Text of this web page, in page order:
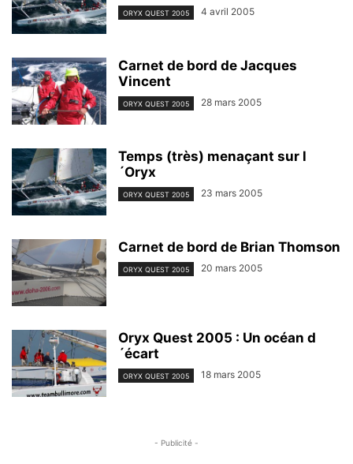
ORYX QUEST 2005 4 avril 2005
Carnet de bord de Jacques
Vincent
ORYX QUEST 2005 28 mars 2005
Temps (très) menaçant sur l
´Oryx
ORYX QUEST 2005 23 mars 2005
Carnet de bord de Brian Thomson
ORYX QUEST 2005 20 mars 2005
Oryx Quest 2005 : Un océan d
´écart
ORYX QUEST 2005 18 mars 2005
- Publicité -